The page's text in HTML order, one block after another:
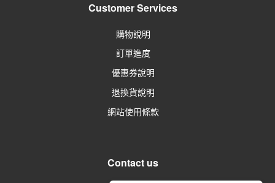
Customer Services
購物說明
訂單進度
優惠券說明
退換貨說明
網站使用條款
Contact us